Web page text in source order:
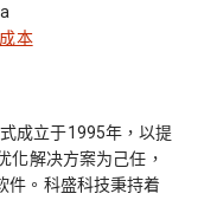
本
成立于1995年，以提
化解决方案为己任，
件。科盛科技秉持着